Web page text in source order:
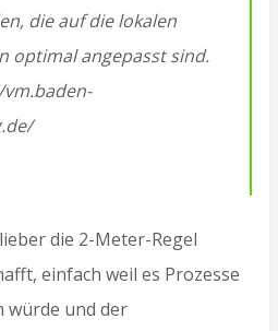
die auf die lokalen
optimal angepasst sind.
die 2-Meter-Regel
einfach weil es Prozesse
würde und der